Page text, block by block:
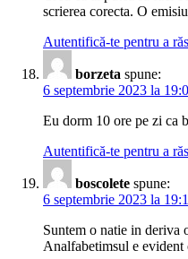
scrierea corecta. O
Autentifică-te pentru a
borzeta spune:
6 septembrie 2023 la
Eu dorm 10 ore pe zi ca
Autentifică-te pentru a
boscolete spune:
6 septembrie 2023 la
Suntem o natie in deriva
Analfabetimsul e evident